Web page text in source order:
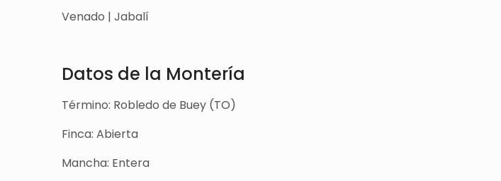
Venado | Jabalí
Datos de la Montería
Término: Robledo de Buey (TO)
Finca: Abierta
Mancha: Entera